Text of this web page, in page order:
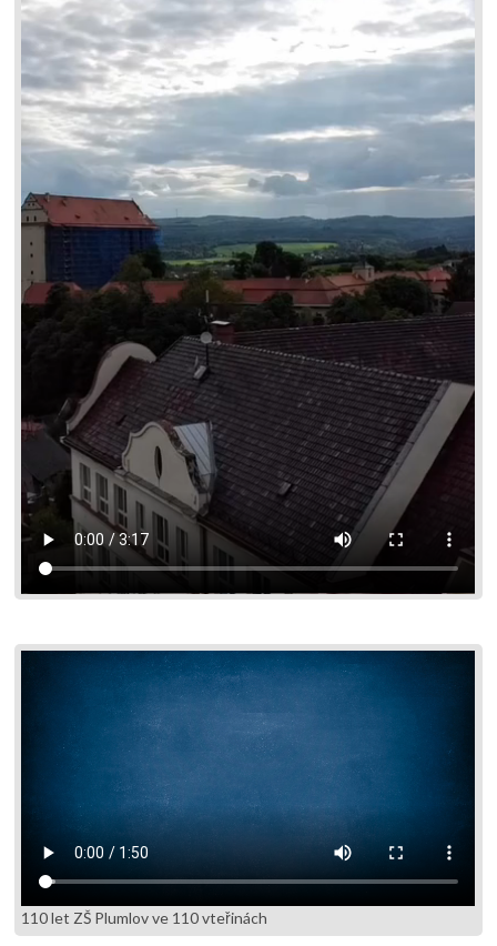
110 let ZŠ Plumlov ve 110 vteřinách